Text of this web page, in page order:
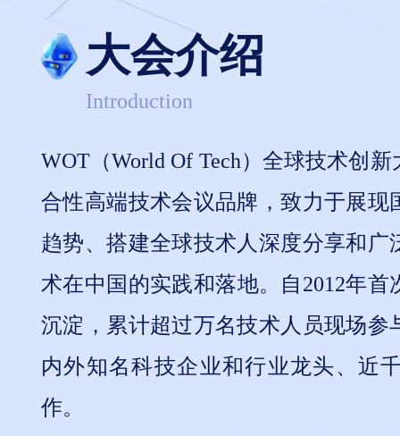
大会介绍
Introduction
WOT（World Of Tech）全球技术创
合性高端技术会议品牌，致力于展现
趋势、搭建全球技术人深度分享和广
术在中国的实践和落地。自2012年
沉淀，累计超过万名技术人员现场参
内外知名科技企业和行业龙头、近
作。